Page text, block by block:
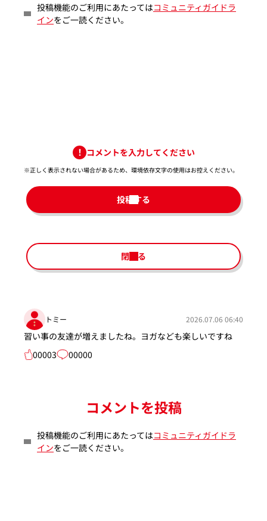
投稿機能のご利用にあたってはコミュニティガイドラ
インをご一読ください。
コメントを入力してください
※正しく表示されない場合があるため、環境依存文字の使用はお控えください。​
投稿する
閉じる
トミー 2026.07.06 06:40
習い事の友達が増えましたね。ヨガなども楽しいですね
00003
00000
コメントを投稿
投稿機能のご利用にあたってはコミュニティガイドラ
インをご一読ください。